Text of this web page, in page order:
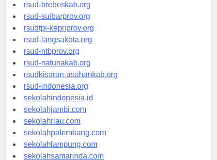
rsudkoja-jakarta.org
rsud-brebeskab.org
rsud-sulbarprov.org
rsudtpi-kepriprov.org
rsud-langsakota.org
rsud-ntbprov.org
rsud-natunakab.org
rsudkisaran-asahankab.org
rsud-indonesia.org
sekolahindonesia.id
sekolahjambi.com
sekolahriau.com
sekolahpalembang.com
sekolahlampung.com